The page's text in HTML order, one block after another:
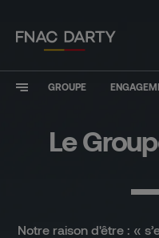
GROUPE
Le
Notre raison d'être : «